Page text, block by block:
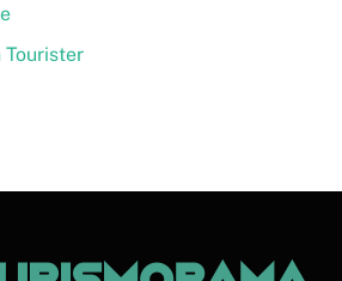
Tourister